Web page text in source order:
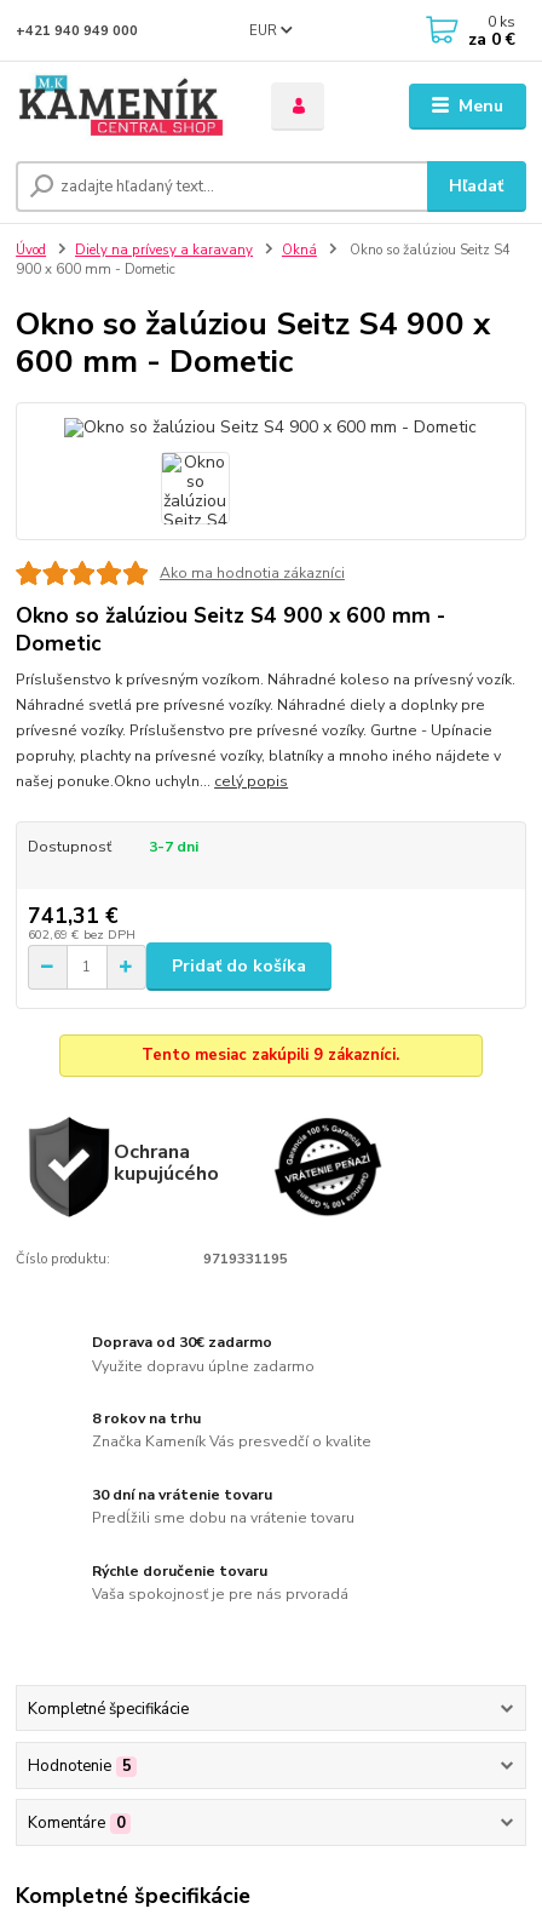
Menu
EUR
Hľadať
+421 940 949 000 0 ks
za 0 €
Úvod Diely na prívesy a karavany Okná
Okno so žalúziou Seitz S4
900 x 600 mm - Dometic
Okno so žalúziou Seitz S4 900 x
600 mm - Dometic
Ako ma hodnotia zákazníci
Okno so žalúziou Seitz S4 900 x 600 mm -
Dometic
Príslušenstvo k prívesným vozíkom. Náhradné koleso na prívesný vozík.
Náhradné svetlá pre prívesné vozíky. Náhradné diely a doplnky pre
prívesné vozíky. Príslušenstvo pre prívesné vozíky. Gurtne - Upínacie
popruhy, plachty na prívesné vozíky, blatníky a mnoho iného nájdete v
našej ponuke.Okno uchyln... celý popis
Dostupnosť 3-7 dni
741,31 €
602,69 € bez DPH
Pridať do košíka
Tento mesiac zakúpili 9 zákazníci.
Ochrana
kupujúcého
Číslo produktu: 9719331195
Doprava od 30€ zadarmo
Využite dopravu úplne zadarmo
8 rokov na trhu
Značka Kameník Vás presvedčí o kvalite
30 dní na vrátenie tovaru
Predĺžili sme dobu na vrátenie tovaru
Rýchle doručenie tovaru
Vaša spokojnosť je pre nás prvoradá
Kompletné špecifikácie
Hodnotenie 5
Komentáre 0
Kompletné špecifikácie